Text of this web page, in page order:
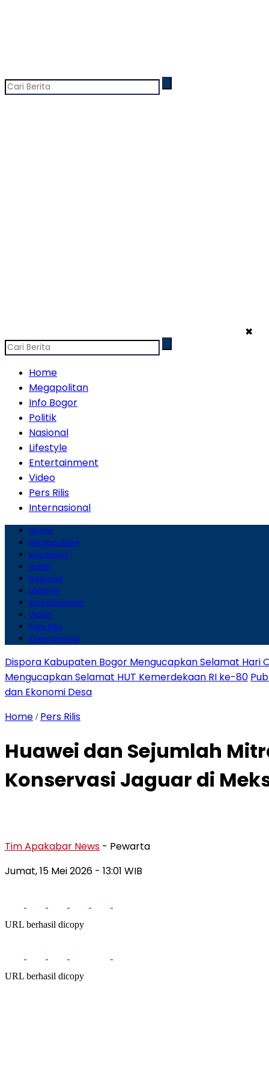
✖
Home
Megapolitan
Info Bogor
Politik
Nasional
Lifestyle
Entertainment
Video
Pers Rilis
Internasional
Home
Megapolitan
Info Bogor
Politik
Nasional
Lifestyle
Entertainment
Video
Pers Rilis
Internasional
Dispora Kabupaten Bogor Mengucapkan Selamat Hari
Mengucapkan Selamat HUT Kemerdekaan RI ke-80
dan Ekonomi Desa
Home / Pers Rilis
Huawei dan Sejumlah
Konservasi Jaguar di
Tim Apakabar News - Pewarta
Jumat, 15 Mei 2026 - 13:01 WIB
URL berhasil dicopy
URL berhasil dicopy